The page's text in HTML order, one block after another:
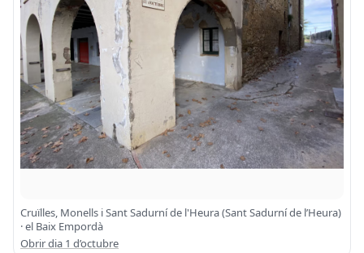
Cruïlles, Monells i Sant Sadurní de l'Heura (Sant Sadurní de l’Heura)
· el Baix Empordà
Obrir dia 1 d’octubre